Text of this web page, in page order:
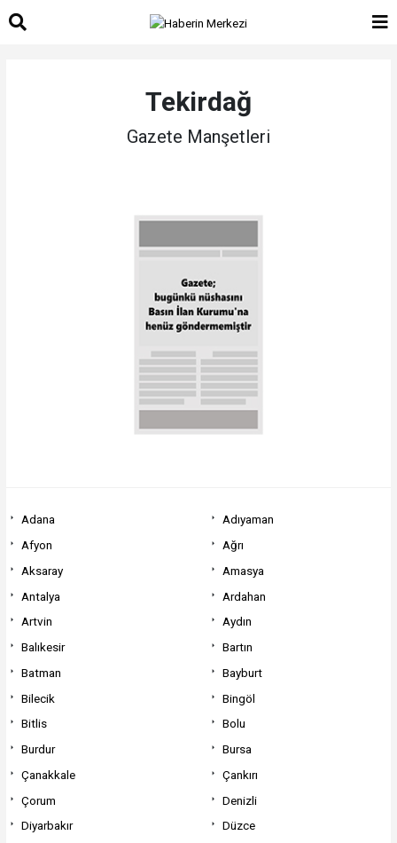
Tekirdağ
Gazete Manşetleri
Adana
Adıyaman
Afyon
Ağrı
Aksaray
Amasya
Antalya
Ardahan
Artvin
Aydın
Balıkesir
Bartın
Batman
Bayburt
Bilecik
Bingöl
Bitlis
Bolu
Burdur
Bursa
Çanakkale
Çankırı
Çorum
Denizli
Diyarbakır
Düzce